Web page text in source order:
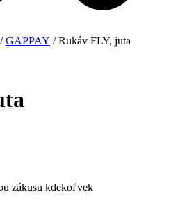
/GAPPAY / Rukáv FLY, juta
zákusu kdekoľvek